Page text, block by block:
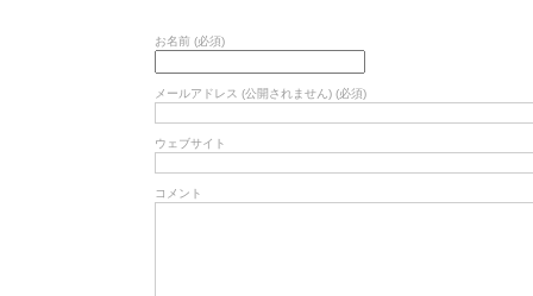
お名前 (必須)
メールアドレス (公開されません) (必須)
ウェブサイト
コメント